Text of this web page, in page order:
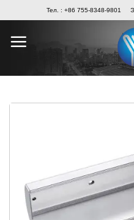
to
content
Тел. : +86 755-8348-9801